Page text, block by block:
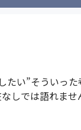
い”そういった
しでは語れませ